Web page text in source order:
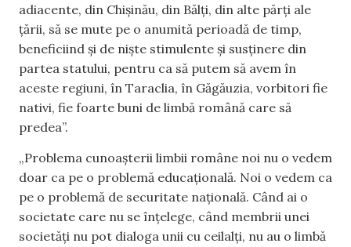
adiacente, din Chișinău, din Bălți, din alte părți ale
țării, să se mute pe o anumită perioadă de timp,
beneficiind și de niște stimulente și susținere din
partea statului, pentru ca să putem să avem în
aceste regiuni, în Taraclia, în Găgăuzia, vorbitori fie
nativi, fie foarte buni de limbă română care să
predea”.
„Problema cunoașterii limbii române noi nu o vedem
doar ca pe o problemă educațională. Noi o vedem ca
pe o problemă de securitate națională. Când ai o
societate care nu se înțelege, când membrii unei
societăți nu pot dialoga unii cu ceilalți, nu au o limbă